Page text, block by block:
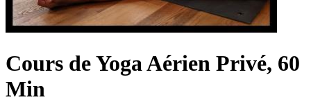
Cours de Yoga Aérien Privé, 60
Min